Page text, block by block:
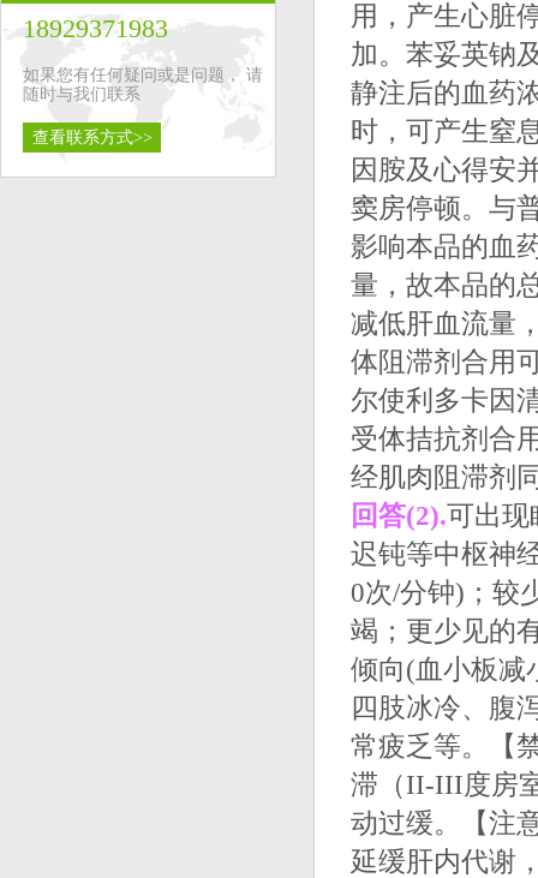
18929371983
如果您有任何疑问或是问题， 请
随时与我们联系
查看联系方式>>
用，产生心脏
加。苯妥英钠
静注后的血药
时，可产生窒
因胺及心得安
窦房停顿。与
影响本品的血
量，故本品的
减低肝血流量
体阻滞剂合用
尔使利多卡因
受体拮抗剂合
经肌肉阻滞剂
回答(2).可出现
迟钝等中枢神
0次/分钟)；较
竭；更少见的
倾向(血小板减
四肢冰冷、腹
常疲乏等。【
滞（II-III度房
动过缓。【注
延缓肝内代谢